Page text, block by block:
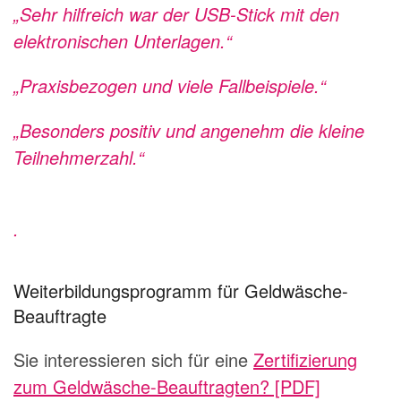
„Sehr hilfreich war der USB-Stick mit den
elektronischen Unterlagen.“
„Praxisbezogen und viele Fallbeispiele.“
„Besonders positiv und angenehm die kleine
Teilnehmerzahl.“
.
Weiterbildungsprogramm für Geldwäsche-
Beauftragte
Sie interessieren sich für eine Zertifizierung
zum Geldwäsche-Beauftragten? [PDF]